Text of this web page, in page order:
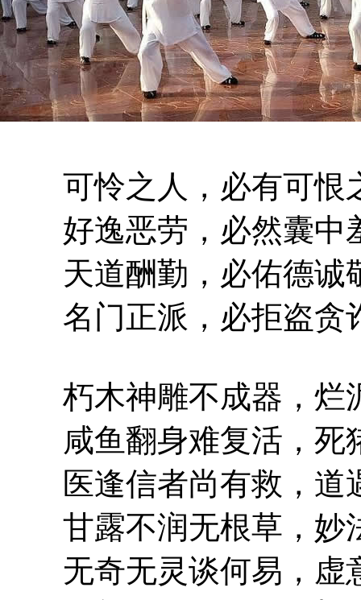
可怜之人，必有可恨
好逸恶劳，必然囊中
天道酬勤，必佑德诚
名门正派，必拒盗贪
朽木神雕不成器，烂
咸鱼翻身难复活，死
医逢信者尚有救，道
甘露不润无根草，妙
无奇无灵谈何易，虚